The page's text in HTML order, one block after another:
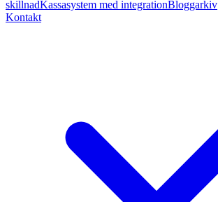
skillnadKassasystem med integrationBloggarkiv
Kontakt